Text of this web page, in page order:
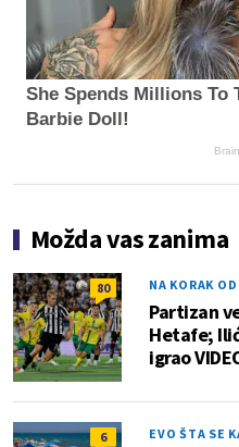
She Spends Millions To
Barbie Doll!
Možda vas zanima
80 NA KORAK
Partizan
Hetafe;
igrao
6 EVO ŠTA SE